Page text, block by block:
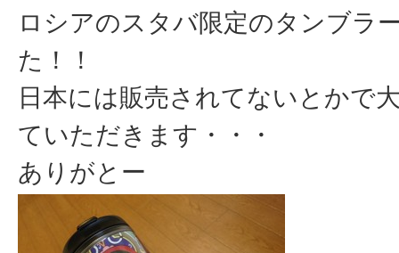
ロシアのスタバ限定のタンブラ
た！！
日本には販売されてないとかで
ていただきます・・・
ありがとー